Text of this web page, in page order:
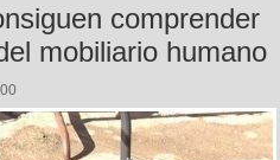
comprender
mobiliario humano